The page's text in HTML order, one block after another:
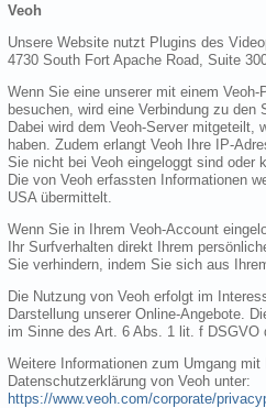
Veoh
Unsere Website nutzt Plugins des
4730 South Fort Apache Road, Suite
Wenn Sie eine unserer mit einem
besuchen, wird eine Verbindung zu den
Dabei wird dem Veoh-Server mitgeteilt,
haben. Zudem erlangt Veoh Ihre IP-
Sie nicht bei Veoh eingeloggt sind oder
Die von Veoh erfassten Informationen
USA übermittelt.
Wenn Sie in Ihrem Veoh-Account
Ihr Surfverhalten direkt Ihrem
Sie verhindern, indem Sie sich aus
Die Nutzung von Veoh erfolgt im
Darstellung unserer Online-Angebote.
im Sinne des Art. 6 Abs. 1 lit. f DSGVO
Weitere Informationen zum Umgang
Datenschutzerklärung von Veoh unter:
https://www.veoh.com/corporate/